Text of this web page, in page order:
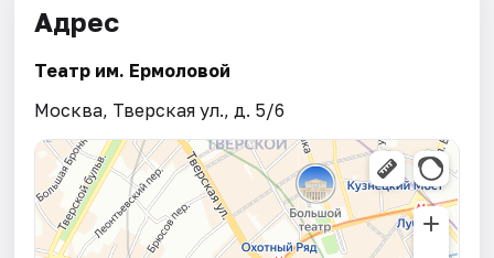
Адрес
Театр им. Ермоловой
Москва, Тверская ул., д. 5/6